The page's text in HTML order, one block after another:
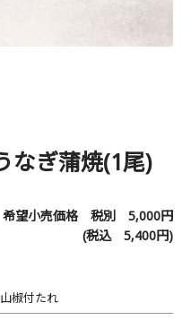
なぎ蒲焼(1尾)
希望小売価格 税別 5,000円
(税込 5,400円)
椒付たれ